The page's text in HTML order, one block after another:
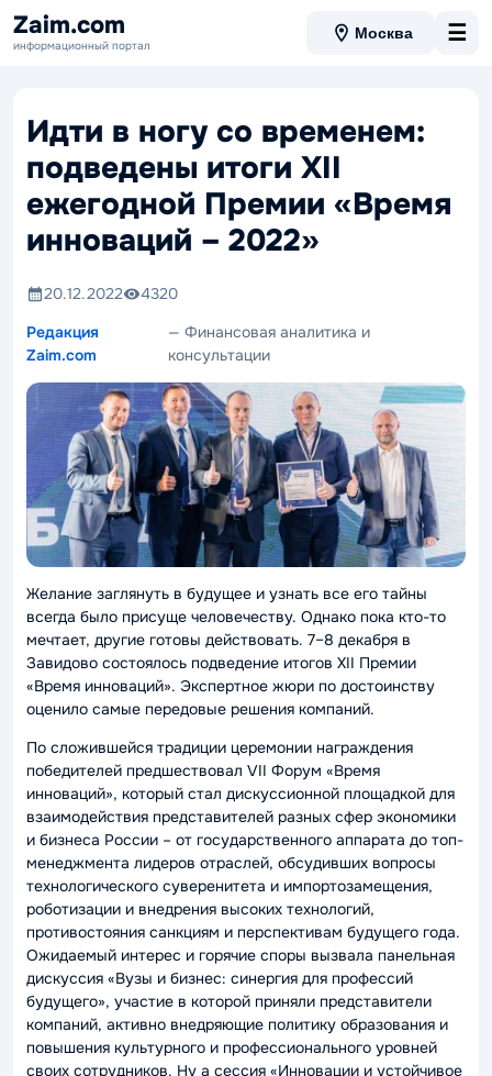
Zaim.com
информационный портал
Москва ☰
Идти в ногу со временем:
подведены итоги XII
ежегодной Премии «Время
инноваций – 2022»
20.12.2022
4320
Редакция
Zaim.com
— Финансовая аналитика и
консультации
Желание заглянуть в будущее и узнать все его тайны
всегда было присуще человечеству. Однако пока кто-то
мечтает, другие готовы действовать. 7–8 декабря в
Завидово состоялось подведение итогов XII Премии
«Время инноваций». Экспертное жюри по достоинству
оценило самые передовые решения компаний.
По сложившейся традиции церемонии награждения
победителей предшествовал VII Форум «Время
инноваций», который стал дискуссионной площадкой для
взаимодействия представителей разных сфер экономики
и бизнеса России – от государственного аппарата до топ-
менеджмента лидеров отраслей, обсудивших вопросы
технологического суверенитета и импортозамещения,
роботизации и внедрения высоких технологий,
противостояния санкциям и перспективам будущего года.
Ожидаемый интерес и горячие споры вызвала панельная
дискуссия «Вузы и бизнес: синергия для профессий
будущего», участие в которой приняли представители
компаний, активно внедряющие политику образования и
повышения культурного и профессионального уровней
своих сотрудников. Ну а сессия «Инновации и устойчивое